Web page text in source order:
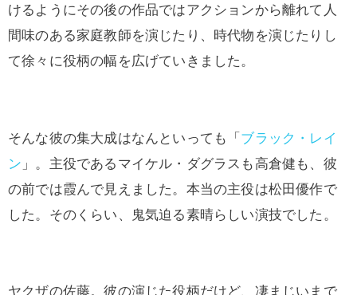
けるようにその後の作品ではアクションから離れて人
間味のある家庭教師を演じたり、時代物を演じたりし
て徐々に役柄の幅を広げていきました。
そんな彼の集大成はなんといっても「ブラック・レイ
ン 」。主役であるマイケル・ダグラスも高倉健も、彼
の前では霞んで見えました。本当の主役は松田優作で
した。そのくらい、鬼気迫る素晴らしい演技でした。
ヤクザの佐藤。彼の演じた役柄だけど、凄まじいまで